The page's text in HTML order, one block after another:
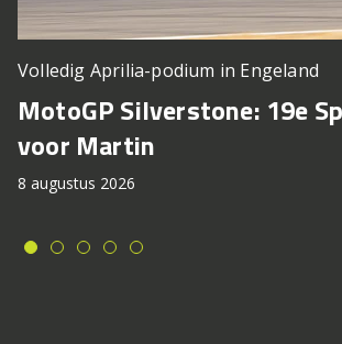
Volledig Aprilia-podium in Engeland
MotoGP Silverstone: 19e
voor Martin
8 augustus 2026